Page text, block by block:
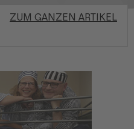
ZUM GANZEN ARTIKEL